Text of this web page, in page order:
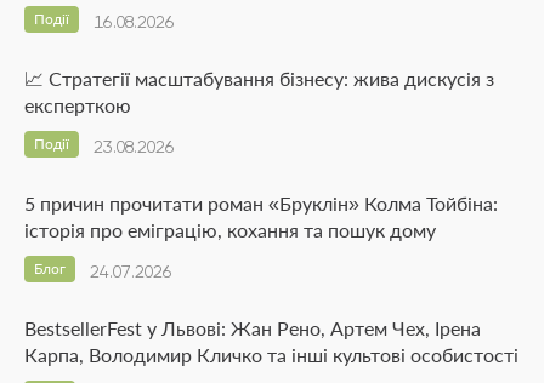
16.08.2026
Події
📈 Стратегії масштабування бізнесу: жива дискусія з
експерткою
23.08.2026
Події
5 причин прочитати роман «Бруклін» Колма Тойбіна:
історія про еміграцію, кохання та пошук дому
24.07.2026
Блог
BestsellerFest у Львові: Жан Рено, Артем Чех, Ірена
Карпа, Володимир Кличко та інші культові особистості